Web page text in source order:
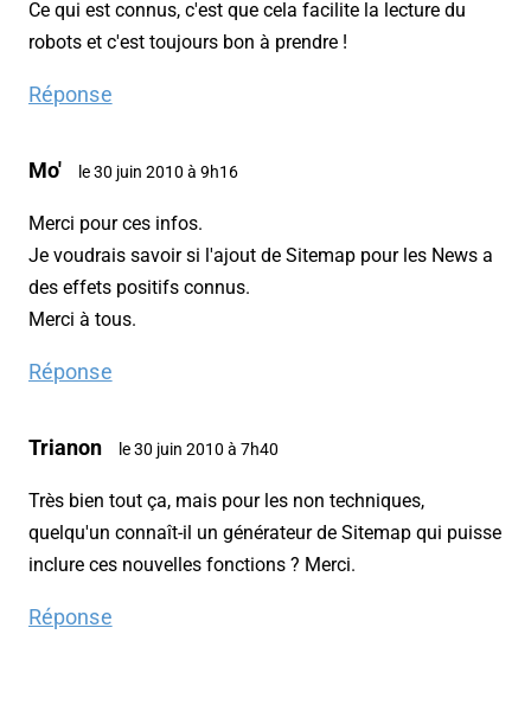
Ce qui est connus, c'est que cela facilite la lecture du
robots et c'est toujours bon à prendre !
Réponse
Mo' le 30 juin 2010 à 9h16
Merci pour ces infos.
Je voudrais savoir si l'ajout de Sitemap pour les News a
des effets positifs connus.
Merci à tous.
Réponse
Trianon le 30 juin 2010 à 7h40
Très bien tout ça, mais pour les non techniques,
quelqu'un connaît-il un générateur de Sitemap qui puisse
inclure ces nouvelles fonctions ? Merci.
Réponse